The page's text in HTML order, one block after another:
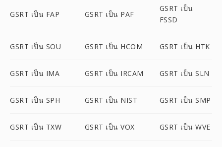
GSRT เป็น FAP GSRT เป็น PAF
GSRT เป็น
FSSD
GSRT เป็น SOU GSRT เป็น HCOM GSRT เป็น HTK
GSRT เป็น IMA GSRT เป็น IRCAM GSRT เป็น SLN
GSRT เป็น SPH GSRT เป็น NIST GSRT เป็น SMP
GSRT เป็น TXW GSRT เป็น VOX GSRT เป็น WVE